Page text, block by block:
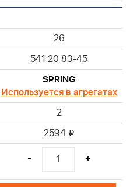
26
541 20 83-45
SPRING
Используется в агрегатах
2
2594 i
- +